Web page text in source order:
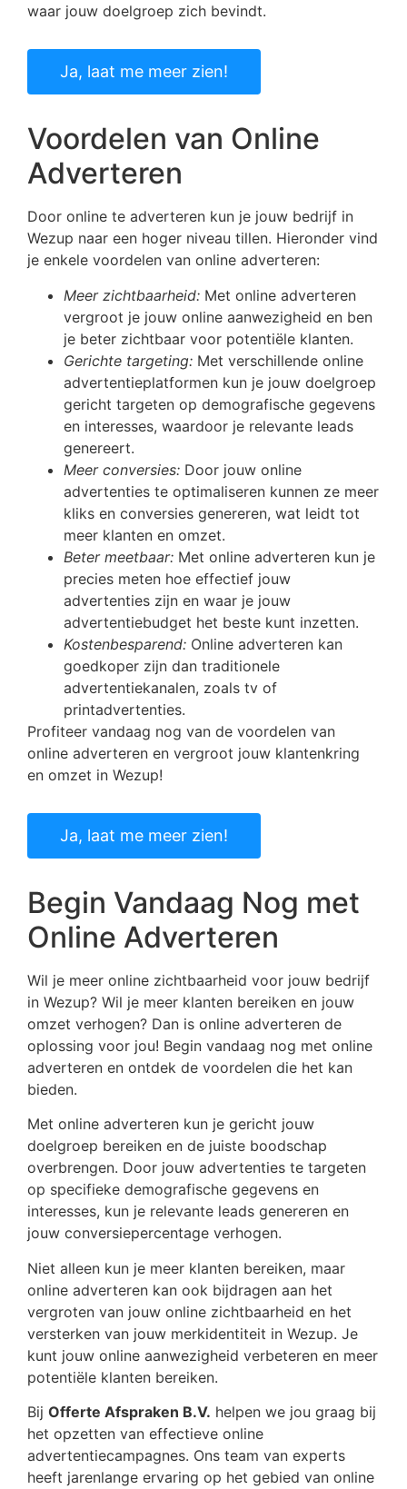
waar jouw doelgroep zich bevindt.
Ja, laat me meer zien!
Voordelen van Online
Adverteren
Door online te adverteren kun je jouw bedrijf in
Wezup naar een hoger niveau tillen. Hieronder vind
je enkele voordelen van online adverteren:
Meer zichtbaarheid: Met online adverteren
vergroot je jouw online aanwezigheid en ben
je beter zichtbaar voor potentiële klanten.
Gerichte targeting: Met verschillende online
advertentieplatformen kun je jouw doelgroep
gericht targeten op demografische gegevens
en interesses, waardoor je relevante leads
genereert.
Meer conversies: Door jouw online
advertenties te optimaliseren kunnen ze meer
kliks en conversies genereren, wat leidt tot
meer klanten en omzet.
Beter meetbaar: Met online adverteren kun je
precies meten hoe effectief jouw
advertenties zijn en waar je jouw
advertentiebudget het beste kunt inzetten.
Kostenbesparend: Online adverteren kan
goedkoper zijn dan traditionele
advertentiekanalen, zoals tv of
printadvertenties.
Profiteer vandaag nog van de voordelen van
online adverteren en vergroot jouw klantenkring
en omzet in Wezup!
Ja, laat me meer zien!
Begin Vandaag Nog met
Online Adverteren
Wil je meer online zichtbaarheid voor jouw bedrijf
in Wezup? Wil je meer klanten bereiken en jouw
omzet verhogen? Dan is online adverteren de
oplossing voor jou! Begin vandaag nog met online
adverteren en ontdek de voordelen die het kan
bieden.
Met online adverteren kun je gericht jouw
doelgroep bereiken en de juiste boodschap
overbrengen. Door jouw advertenties te targeten
op specifieke demografische gegevens en
interesses, kun je relevante leads genereren en
jouw conversiepercentage verhogen.
Niet alleen kun je meer klanten bereiken, maar
online adverteren kan ook bijdragen aan het
vergroten van jouw online zichtbaarheid en het
versterken van jouw merkidentiteit in Wezup. Je
kunt jouw online aanwezigheid verbeteren en meer
potentiële klanten bereiken.
Bij Offerte Afspraken B.V. helpen we jou graag bij
het opzetten van effectieve online
advertentiecampagnes. Ons team van experts
heeft jarenlange ervaring op het gebied van online